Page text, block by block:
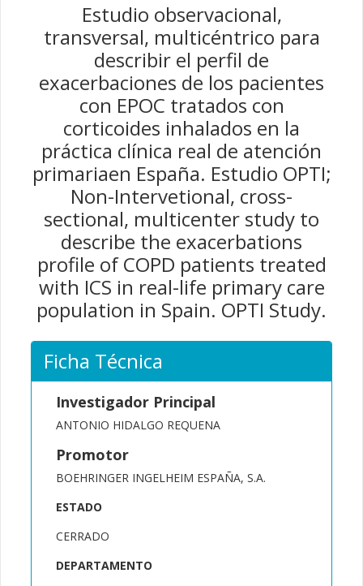
Estudio observacional,
transversal, multicéntrico para
describir el perfil de
exacerbaciones de los pacientes
con EPOC tratados con
corticoides inhalados en la
práctica clínica real de atención
primariaen España. Estudio OPTI;
Non-Intervetional, cross-
sectional, multicenter study to
describe the exacerbations
profile of COPD patients treated
with ICS in real-life primary care
population in Spain. OPTI Study.
Ficha Técnica
Investigador Principal
ANTONIO HIDALGO REQUENA
Promotor
BOEHRINGER INGELHEIM ESPAÑA, S.A.
ESTADO
CERRADO
DEPARTAMENTO